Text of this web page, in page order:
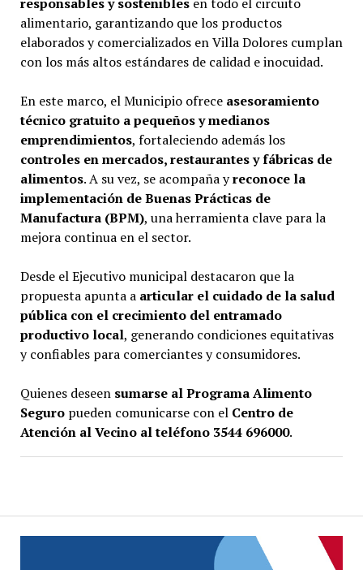
alimentario, garantizando que los productos
elaborados y comercializados en Villa Dolores cumplan
con los más altos estándares de calidad e inocuidad.
En este marco, el Municipio ofrece asesoramiento
técnico gratuito a pequeños y medianos
emprendimientos, fortaleciendo además los
controles en mercados, restaurantes y fábricas de
alimentos. A su vez, se acompaña yreconoce la
implementación de Buenas Prácticas de
Manufactura (BPM), una herramienta clave para la
mejora continua en el sector.
Desde el Ejecutivo municipal destacaron que la
propuesta apunta a articular el cuidado de la salud
pública con el crecimiento del entramado
productivo local, generando condiciones equitativas
y confiables para comerciantes y consumidores.
Quienes deseen sumarse al Programa Alimento
Seguropueden comunicarse con el Centro de
Atención al Vecino al teléfono 3544 696000.